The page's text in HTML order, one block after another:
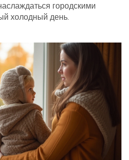
городскими
холодный день.